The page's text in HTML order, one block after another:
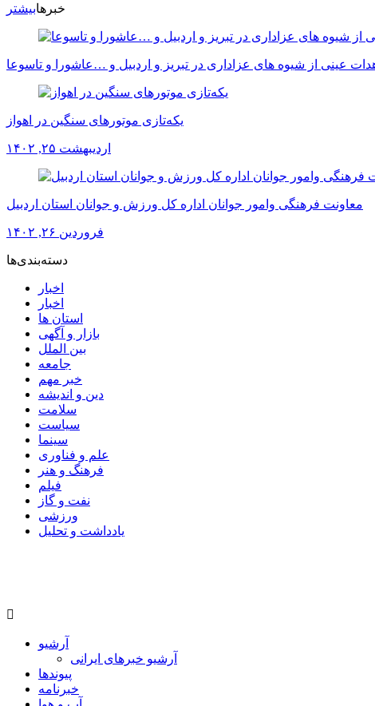
خبرهابیشتر
عینی از شیوه های عزاداری در تبریز و اردبیل و …عاشورا و تاسوعا
یکه‌تازی موتورهای سنگین در اهواز
اردیبهشت ۲۵, ۱۴۰۲
معاونت فرهنگی وامور جوانان اداره کل ورزش و جوانان استان اردبیل
فروردین ۲۶, ۱۴۰۲
دسته‌بندی‌ها
اخبار
اخبار
استان ها
بازار و آگهی
بین الملل
جامعه
خبر مهم
دین و اندیشه
سلامت
سیاست
سینما
علم و فناوری
فرهنگ و هنر
فیلم
نفت و گاز
ورزشی
یادداشت و تحلیل
آرشیو
آرشیو خبرهای ایرانی
پیوندها
خبرنامه